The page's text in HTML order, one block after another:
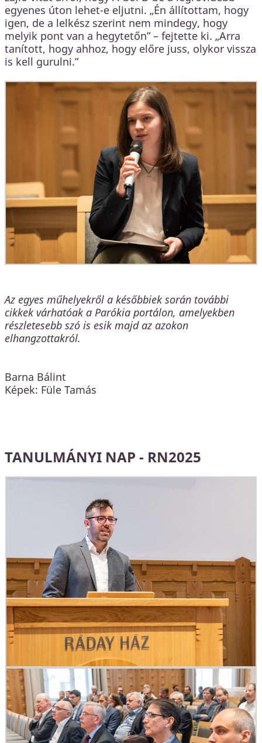
egyenes úton lehet-e eljutni. „Én állítottam, hogy
igen, de a lelkész szerint nem mindegy, hogy
melyik pont van a hegytetőn” – fejtette ki. „Arra
tanított, hogy ahhoz, hogy előre juss, olykor vissza
is kell gurulni.”
Az egyes műhelyekről a későbbiek során további
cikkek várhatóak a Parókia portálon, amelyekben
részletesebb szó is esik majd az azokon
elhangzottakról.
Barna Bálint
Képek: Füle Tamás
TANULMÁNYI NAP - RN2025